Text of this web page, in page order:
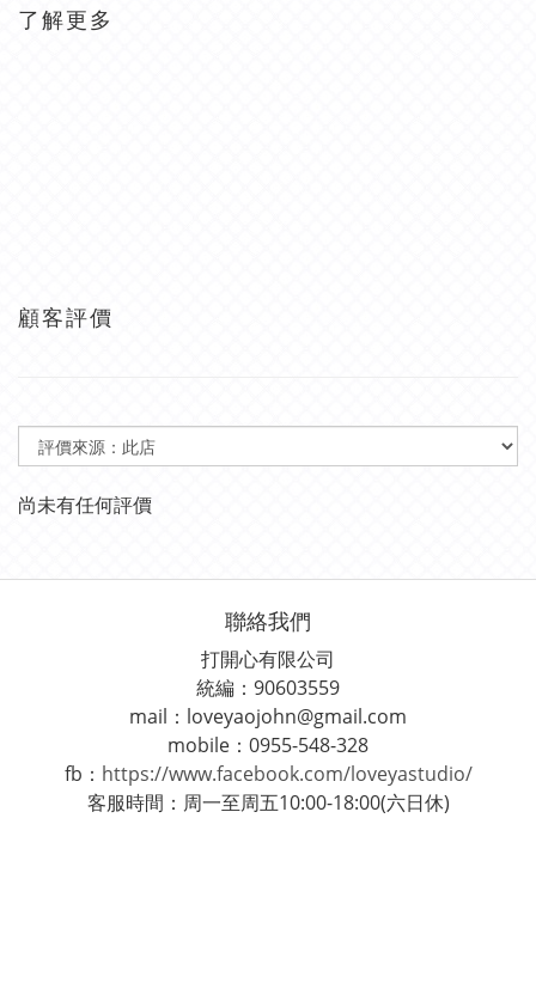
了解更多
顧客評價
尚未有任何評價
聯絡我們
打開心有限公司
統編：90603559
mail：loveyaojohn@gmail.com
mobile：0955-548-328
fb： https://www.facebook.com/loveyastudio/
客服時間：周一至周五10:00-18:00(六日休)